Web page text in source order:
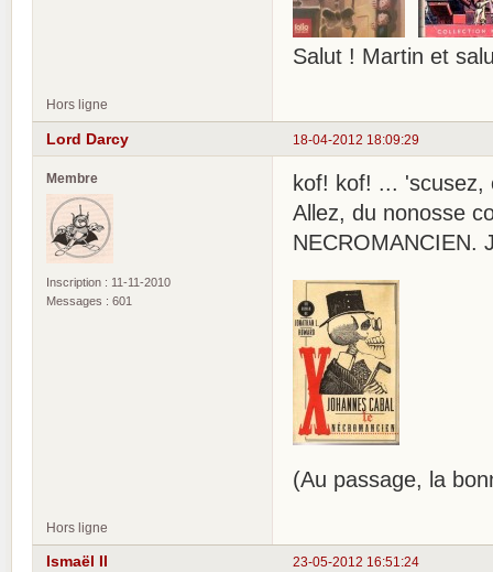
Salut ! Martin et
Hors ligne
18-04-2012 18:09:29
Lord Darcy
Membre
Inscription : 11-11-2010
Messages : 601
kof! kof! ... 'scusez,
Allez, du nonosse
NECROMANCIEN.
(Au passage, la
Hors ligne
23-05-2012 16:51:24
Ismaël II